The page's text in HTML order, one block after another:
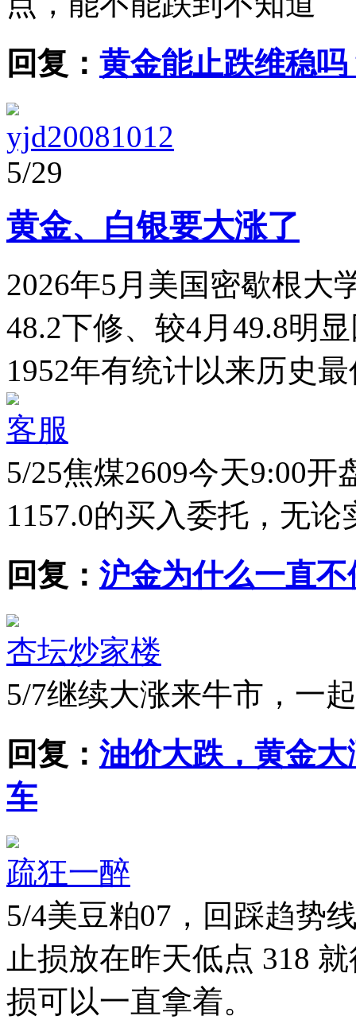
回复： 黄金能止跌维稳吗
yjd20081012
5/29
黄金、白银要大涨了
2026年5月美国密歇根大
48.2下修、较4月49.8明
1952年有统计以来历史
客服
5/25焦煤2609今天9:00开
1157.0的买入委托，无
回复： 沪金为什么一直
杏坛炒家楼
5/7继续大涨来牛市，一
回复： 油价大跌，黄金
车
疏狂一醉
5/4美豆粕07，回踩趋势
止损放在昨天低点 318
损可以一直拿着。